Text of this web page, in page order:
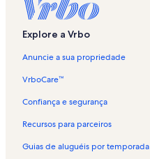
Explore a Vrbo
Anuncie a sua propriedade
VrboCare™
Confiança e segurança
Recursos para parceiros
Guias de aluguéis por temporada